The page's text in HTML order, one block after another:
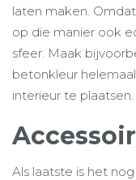
laten maken.
op die manier ook
sfeer. Maak
betonkleur
interieur te plaatsen.
Als laatste is het